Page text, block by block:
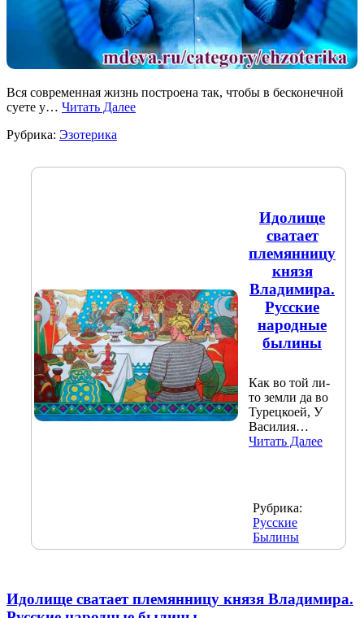
Вся современная жизнь построена так, чтобы в бесконечной
суете у… Читать Далее
Рубрика: Эзотерика
Идолище
сватает
племянницу
князя
Владимира.
Русские
народные
былины
Как во той ли-
то земли да во
Турецкоей, У
Василия…
Читать Далее
Рубрика:
Русские
Былины
Идолище сватает племянницу князя Владимира.